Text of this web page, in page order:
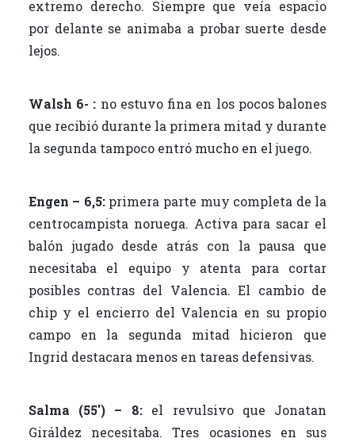
extremo derecho. Siempre que veía espacio
por delante se animaba a probar suerte desde
lejos.
Walsh 6- : no estuvo fina en los pocos balones
que recibió durante la primera mitad y durante
la segunda tampoco entró mucho en el juego.
Engen – 6,5:primera parte muy completa de la
centrocampista noruega. Activa para sacar el
balón jugado desde atrás con la pausa que
necesitaba el equipo y atenta para cortar
posibles contras del Valencia. El cambio de
chip y el encierro del Valencia en su propio
campo en la segunda mitad hicieron que
Ingrid destacara menos en tareas defensivas.
Salma (55′) – 8:el revulsivo que Jonatan
Giráldez necesitaba. Tres ocasiones en sus